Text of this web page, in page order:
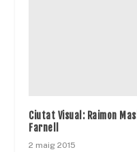
Ciutat Visual: Raimon
Farnell
2 maig 2015